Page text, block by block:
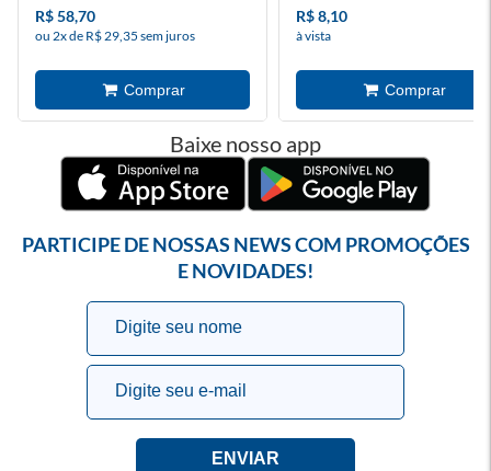
R$ 58,70
ou 2x de R$ 29,35 sem juros
R$ 8,10
à vista
Baixe nosso app
PARTICIPE DE NOSSAS NEWS COM PROMOÇÕES
E NOVIDADES!